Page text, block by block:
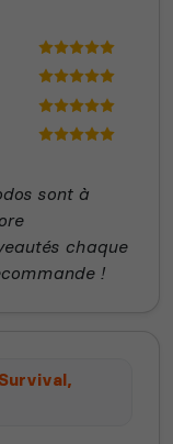
sont à
chaque
!